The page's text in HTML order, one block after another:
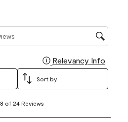
Relevancy Info
Sort by
8 of 24 Reviews